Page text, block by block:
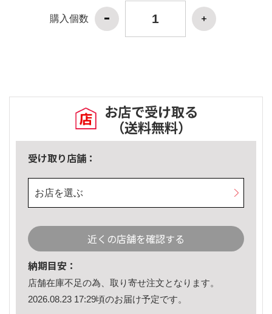
購入個数
お店で受け取る
（送料無料）
受け取り店舗：
お店を選ぶ
近くの店舗を確認する
納期目安：
店舗在庫不足の為、取り寄せ注文となります。
2026.08.23 17:29頃のお届け予定です。